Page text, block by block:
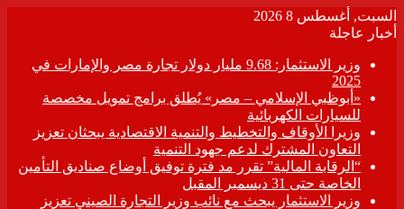
السبت, أغسطس 8 2026
أخبار عاجلة
وزير الاستثمار: 9.68 مليار دولار تجارة مصر والإمارات في
2025
«أبوظبي الإسلامي – مصر» يُطلق برامج تمويل مخصصة
للسيارات الكهربائية
وزيرا الأوقاف والتخطيط والتنمية الاقتصادية يبحثان تعزيز
التعاون المشترك لدعم جهود التنمية
“الرقابة المالية” تقرر مد فترة توفيق أوضاع صناديق التأمين
الخاصة حتى 31 ديسمبر المقبل
وزير الاستثمار يبحث مع نائب وزير التجارة الصيني تعزيز